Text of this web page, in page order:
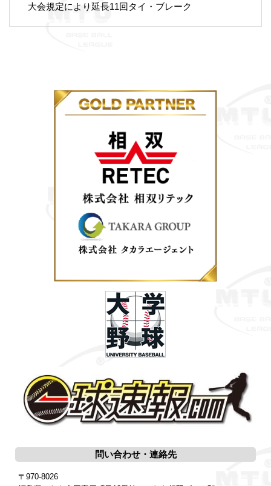
大会規定により延長11回タイ・ブレーク
問い合わせ・連絡先
〒970-8026